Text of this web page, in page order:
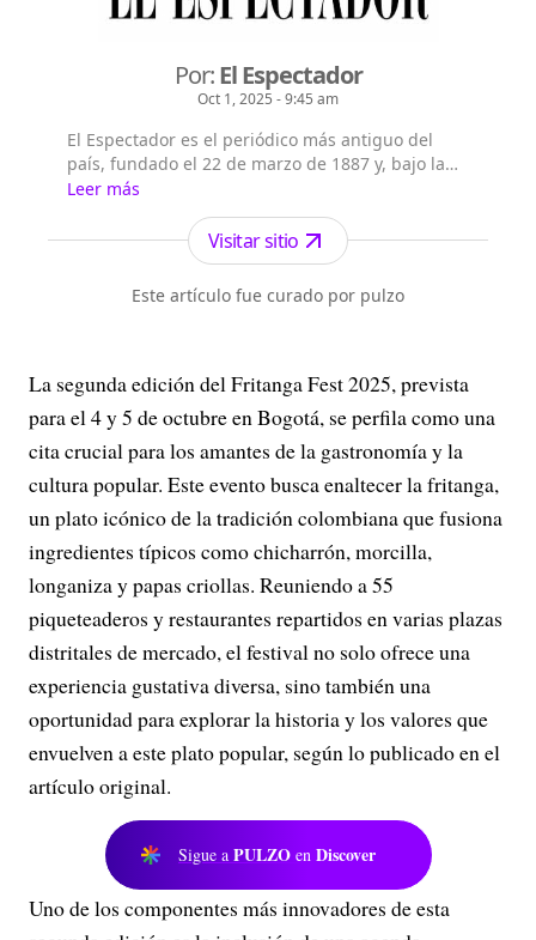
Por:El Espectador
Oct 1, 2025 - 9:45 am
El Espectador es el periódico más antiguo del
país, fundado el 22 de marzo de 1887 y, bajo la
dirección de Fidel Cano, es considerado uno de
los periódicos más serios y profesionales por su
independencia, credibilidad y objetividad.
Leer más
Visitar sitio
Este artículo fue curado por pulzo
La segunda edición del Fritanga Fest 2025, prevista
para el 4 y 5 de octubre en Bogotá, se perfila como una
cita crucial para los amantes de la gastronomía y la
cultura popular. Este evento busca enaltecer la fritanga,
un plato icónico de la tradición colombiana que fusiona
ingredientes típicos como chicharrón, morcilla,
longaniza y papas criollas. Reuniendo a 55
piqueteaderos y restaurantes repartidos en varias plazas
distritales de mercado, el festival no solo ofrece una
experiencia gustativa diversa, sino también una
oportunidad para explorar la historia y los valores que
envuelven a este plato popular, según lo publicado en el
artículo original.
Sigue a PULZO en Discover
Uno de los componentes más innovadores de esta